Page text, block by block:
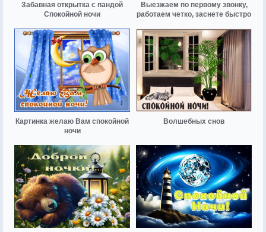
Забавная открытка с пандой
Спокойной ночи
Выезжаем по первому звонку,
работаем четко, заснете быстро
Картинка желаю Вам спокойной
ночи
Волшебных снов